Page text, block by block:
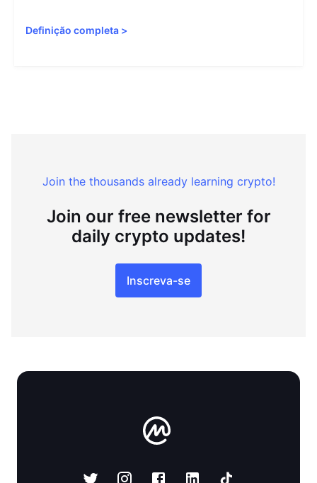
Definição completa >
Join the thousands already learning crypto!
Join our free newsletter for
daily crypto updates!
Inscreva-se